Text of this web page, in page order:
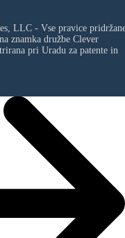
LLC - Vse pravice
znamka družbe Clever
pri Uradu za patente in